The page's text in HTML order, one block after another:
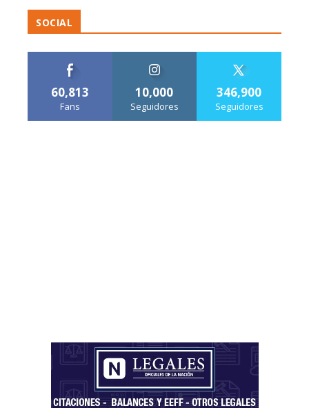
SOCIAL
60,813
Fans
10,000
Seguidores
346,900
Seguidores